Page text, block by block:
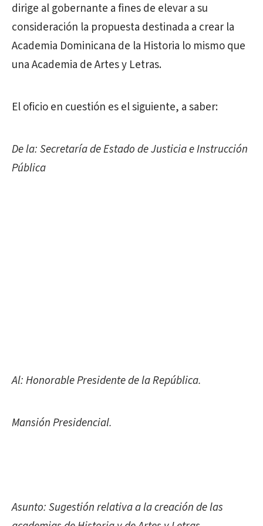
dirige al gobernante a fines de elevar a su
consideración la propuesta destinada a crear la
Academia Dominicana de la Historia lo mismo que
una Academia de Artes y Letras.
El oficio en cuestión es el siguiente, a saber:
De la: Secretaría de Estado de Justicia e Instrucción
Pública
Al: Honorable Presidente de la República.
Mansión Presidencial.
Asunto: Sugestión relativa a la creación de las